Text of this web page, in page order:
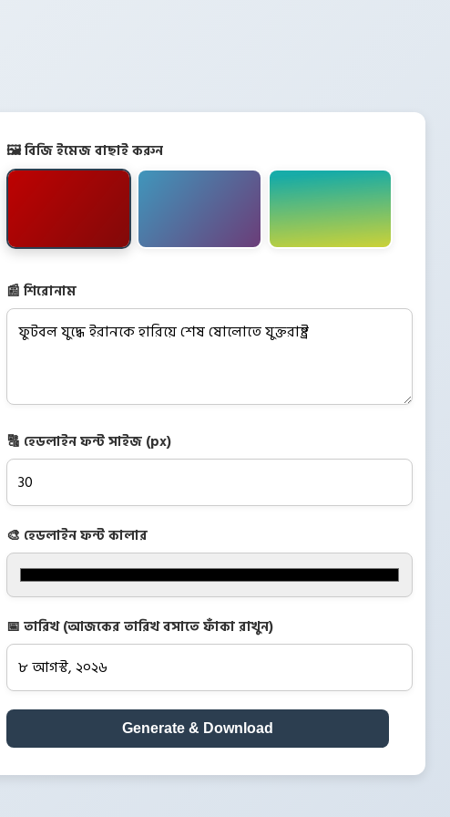
🖼️ বিজি ইমেজ বাছাই করুন
📰 শিরোনাম
🔠 হেডলাইন ফন্ট সাইজ (px)
🎨 হেডলাইন ফন্ট কালার
📅 তারিখ (আজকের তারিখ বসাতে ফাঁকা রাখুন)
Generate & Download